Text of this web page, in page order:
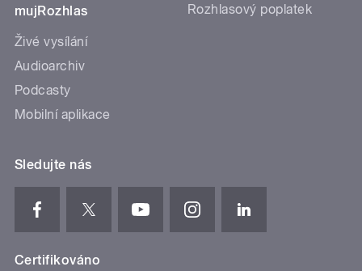
mujRozhlas
Živé vysílání
Audioarchiv
Podcasty
Mobilní aplikace
Rozhlasový poplatek
Sledujte nás
Certifikováno